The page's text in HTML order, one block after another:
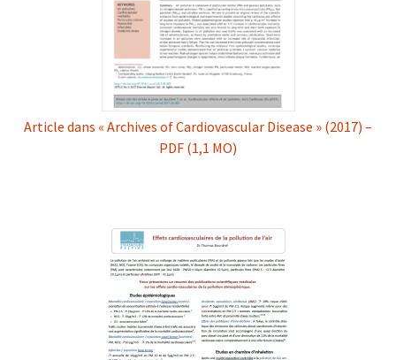
Article dans « Archives of Cardiovascular Disease » (2017) –
PDF (1,1 MO)